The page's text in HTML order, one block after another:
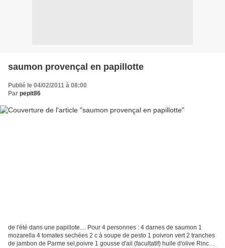
saumon provençal en papillotte
Publié le 04/02/2011 à 08:00
Par pepit86
de l'été dans une papillote.... Pour 4 personnes : 4 darnes de saumon 1
mozarella 4 tomates sechées 2 c à soupe de pesto 1 poivron vert 2 tranches
de jambon de Parme sel,poivre 1 gousse d'ail (facultatif) huile d'olive Rincez